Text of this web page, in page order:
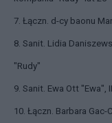
7. Łączn. d-cy baonu
8. Sanit. Lidia
"Rudy"
9. Sanit. Ewa Ott "Ewa",
10. Łączn. Barbara